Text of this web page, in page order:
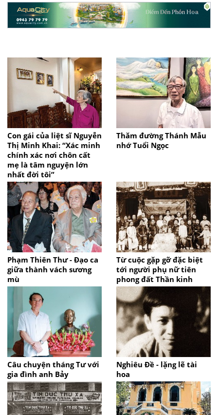
Con gái của liệt sĩ Nguyễn
Thị Minh Khai: “Xác minh
chính xác nơi chôn cất
mẹ là tâm nguyện lớn
nhất đời tôi”
Thăm đường Thánh Mẫu
nhớ Tuổi Ngọc
Phạm Thiên Thư - Đạo ca
giữa thành vách sương
mù
Từ cuộc gặp gỡ đặc biệt
tới người phụ nữ tiên
phong đất Thần kinh
Câu chuyện tháng Tư với
gia đình anh Bảy
Nghiêu Đề - lặng lẽ tài
hoa